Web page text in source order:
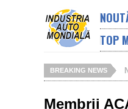
TOP
BREAKING NEWS
Membrii